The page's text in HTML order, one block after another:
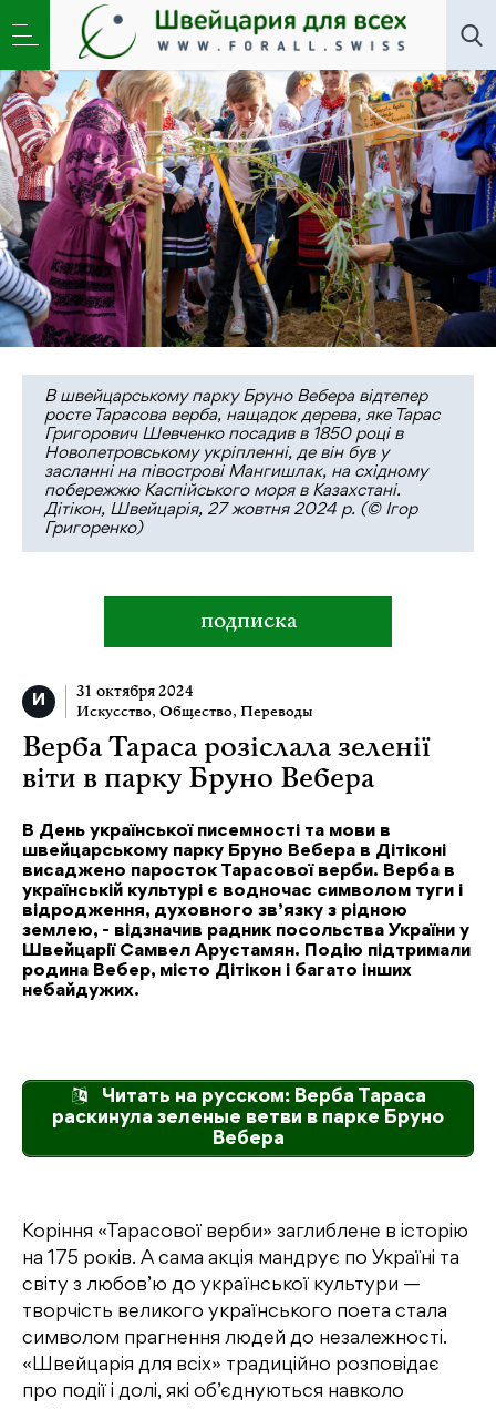
Искусство Общество,Переводы»Верба Тараса
розіслала зеленії віти в парку Бруно Вебера
В швейцарському парку Бруно Вебера відтепер
росте Тарасова верба, нащадок дерева, яке Тарас
Григорович Шевченко посадив в 1850 році в
Новопетровському укріпленні, де він був у
засланні на півострові Мангишлак, на східному
побережжю Каспійського моря в Казахстані.
Дітікон, Швейцарія, 27 жовтня 2024 р. (© Ігор
Григоренко)
подписка
31 октября 2024
Искусство, Общество, Переводы
Верба Тараса розіслала зеленії
віти в парку Бруно Вебера
В День української писемності та мови в
швейцарському парку Бруно Вебера в Дітіконі
висаджено паросток Тарасової верби. Верба в
українській культурі є водночас символом туги і
відродження, духовного зв’язку з рідною
землею, - відзначив радник посольства України у
Швейцарії Самвел Арустамян. Подію підтримали
родина Вебер, місто Дітікон і багато інших
небайдужих.
Читать на русском: Верба Тараса
раскинула зеленые ветви в парке Бруно
Вебера
Коріння «Тарасової верби» заглиблене в історію
на 175 років. А сама акція мандрує по Україні та
світу з любов’ю до української культури —
творчість великого українського поета стала
символом прагнення людей до незалежності.
«Швейцарія для всіх» традиційно розповідає
про події і долі, які об’єднуються навколо